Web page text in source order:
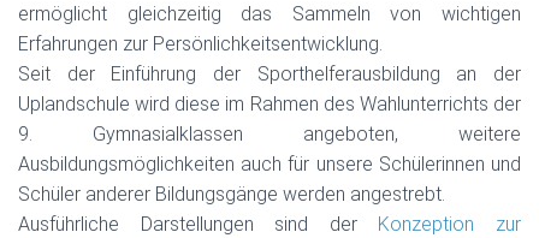
ermöglicht gleichzeitig das Sammeln von wichtigen
Erfahrungen zur Persönlichkeitsentwicklung.
Seit der Einführung der Sporthelferausbildung an der
Uplandschule wird diese im Rahmen des Wahlunterrichts der
9. Gymnasialklassen angeboten, weitere
Ausbildungsmöglichkeiten auch für unsere Schülerinnen und
Schüler anderer Bildungsgänge werden angestrebt.
Ausführliche Darstellungen sind der Konzeption zur